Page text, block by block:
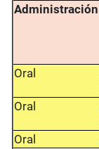
Administración
Oral
Oral
Oral